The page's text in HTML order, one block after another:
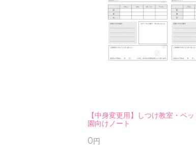
【中身変更用】しつけ教室・ペ
園向けノート
0円